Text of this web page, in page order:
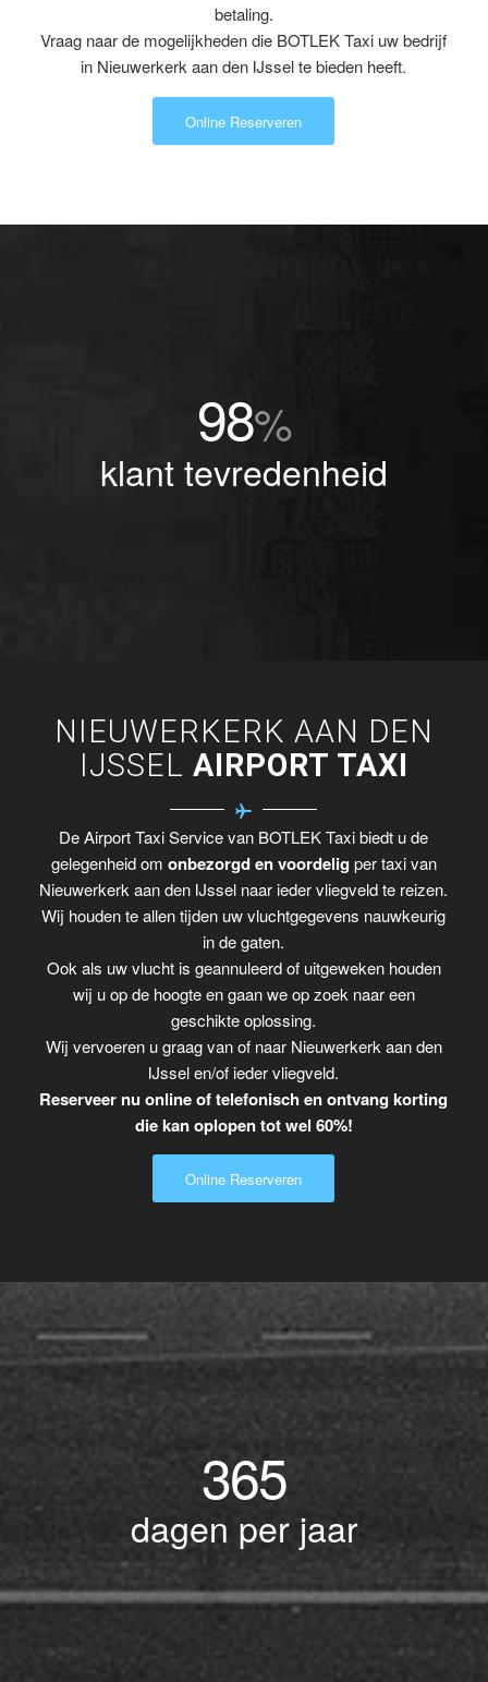
betaling.
Vraag naar de mogelijkheden die BOTLEK Taxi uw bedrijf
in Nieuwerkerk aan den IJssel te bieden heeft.
Online Reserveren
98%
klant tevredenheid
NIEUWERKERK AAN DEN
IJSSEL AIRPORT TAXI
De Airport Taxi Service van BOTLEK Taxi biedt u de
gelegenheid om onbezorgd en voordelig per taxi van
Nieuwerkerk aan den IJssel naar ieder vliegveld te reizen.
Wij houden te allen tijden uw vluchtgegevens nauwkeurig
in de gaten.
Ook als uw vlucht is geannuleerd of uitgeweken houden
wij u op de hoogte en gaan we op zoek naar een
geschikte oplossing.
Wij vervoeren u graag van of naar Nieuwerkerk aan den
IJssel en/of ieder vliegveld.
Reserveer nu online of telefonisch en ontvang korting
die kan oplopen tot wel 60%!
Online Reserveren
365
dagen per jaar